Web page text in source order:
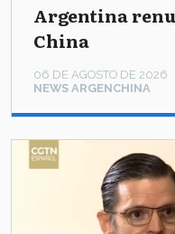
Argentina
China
NEWS ARGENCHINA
06 DE AGOSTO DE 2026